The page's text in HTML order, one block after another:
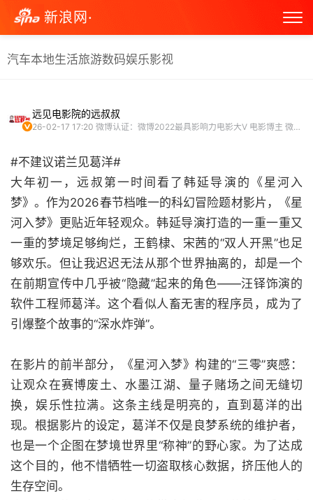
新浪网·
汽车本地生活旅游数码娱乐影视
远见电影院的远叔叔
26-02-17 17:20 微博认证：微博2022最具影响力电影大V 电影博主 微博原创视频博主 头条文章作者
#不建议诺兰见葛洋#
大年初一，远叔第一时间看了韩延导演的《星河入
梦》。作为2026春节档唯一的科幻冒险题材影片，《星
河入梦》更贴近年轻观众。韩延导演打造的一重一重又
一重的梦境足够绚烂，王鹤棣、宋茜的“双人开黑”也足
够欢乐。但让我迟迟无法从那个世界抽离的，却是一个
在前期宣传中几乎被“隐藏”起来的角色——汪铎饰演的
软件工程师葛洋。这个看似人畜无害的程序员，成为了
引爆整个故事的“深水炸弹”。
在影片的前半部分，《星河入梦》构建的“三零”爽感：
让观众在赛博废土、水墨江湖、量子赌场之间无缝切
换，娱乐性拉满。这条主线是明亮的，直到葛洋的出
现。根据影片的设定，葛洋不仅是良梦系统的维护者，
也是一个企图在梦境世界里“称神”的野心家。为了达成
这个目的，他不惜牺牲一切盗取核心数据，挤压他人的
生存空间。